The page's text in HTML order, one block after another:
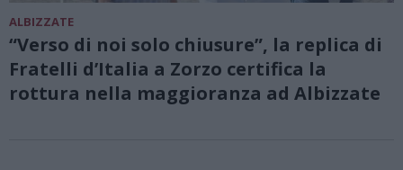
ALBIZZATE
“Verso di noi solo chiusure”, la replica di
Fratelli d’Italia a Zorzo certifica la
rottura nella maggioranza ad Albizzate